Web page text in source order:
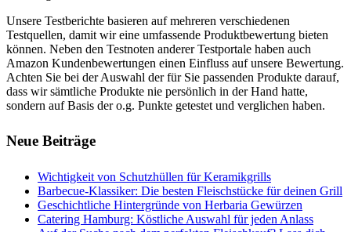
Unsere Testberichte basieren auf mehreren verschiedenen
Testquellen, damit wir eine umfassende Produktbewertung bieten
können. Neben den Testnoten anderer Testportale haben auch
Amazon Kundenbewertungen einen Einfluss auf unsere Bewertung.
Achten Sie bei der Auswahl der für Sie passenden Produkte darauf,
dass wir sämtliche Produkte nie persönlich in der Hand hatte,
sondern auf Basis der o.g. Punkte getestet und verglichen haben.
Neue Beiträge
Wichtigkeit von Schutzhüllen für Keramikgrills
Barbecue-Klassiker: Die besten Fleischstücke für deinen Grill
Geschichtliche Hintergründe von Herbaria Gewürzen
Catering Hamburg: Köstliche Auswahl für jeden Anlass